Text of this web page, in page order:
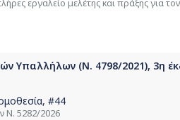
εργαλείο μελέτης και πράξης για
Υπαλλήλων (Ν. 4798/2021), 3η
, #44
Ν. 5282/2026